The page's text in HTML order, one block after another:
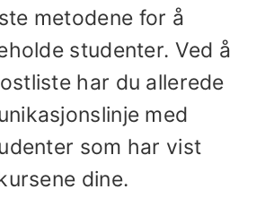
metodene for å
studenter. Ved å
har du allerede
med
som har vist
dine.